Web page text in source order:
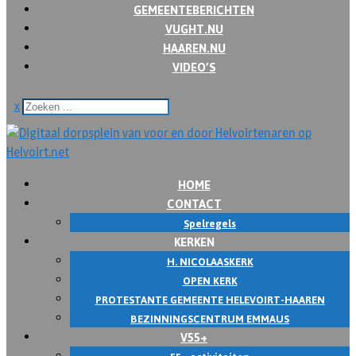
GEMEENTEBERICHTEN
VUGHT.NU
HAAREN.NU
VIDEO’S
x
HOME
CONTACT
Spelregels
KERKEN
H. NICOLAASKERK
OPEN KERK
PROTESTANTE GEMEENTE HELEVOIRT-HAAREN
BEZINNINGSCENTRUM EMMAUS
V55+